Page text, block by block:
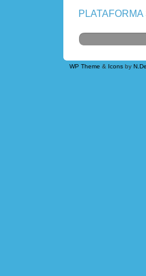
WP Theme & Icons by